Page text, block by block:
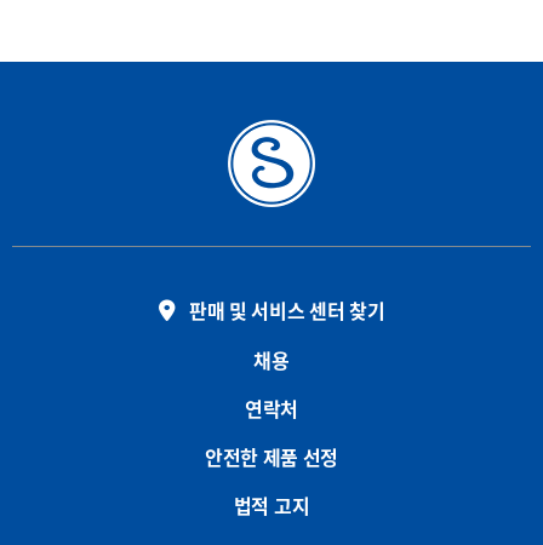
판매 및 서비스 센터 찾기
채용
연락처
안전한 제품 선정
법적 고지